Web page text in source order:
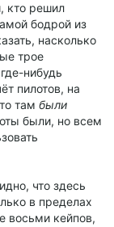
кто решил
бодрой из
насколько
трое
нибудь
пилотов, на
там были
были, но всем
что здесь
в пределах
восьми кейпов,